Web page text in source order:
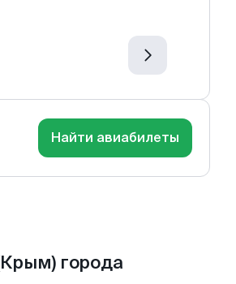
Найти авиабилеты
города